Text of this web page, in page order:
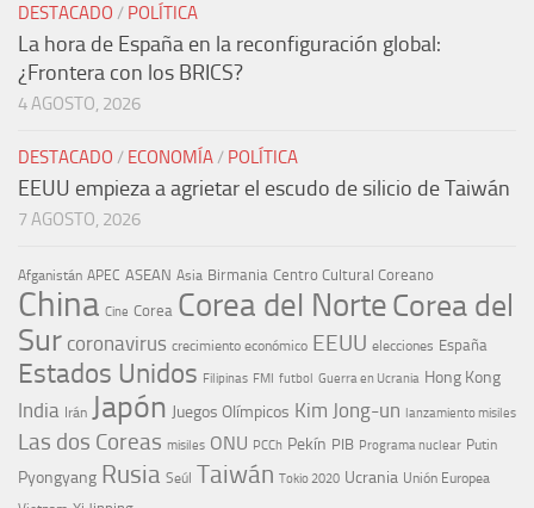
DESTACADO / POLÍTICA
La hora de España en la reconfiguración global:
¿Frontera con los BRICS?
4 AGOSTO, 2026
DESTACADO / ECONOMÍA/ POLÍTICA
EEUU empieza a agrietar el escudo de silicio de Taiwán
7 AGOSTO, 2026
Afganistán APEC ASEAN Asia Birmania Centro Cultural Coreano
China Cine Corea Corea del NorteCorea del
Sur coronavirus crecimiento económico EEUU elecciones España
Estados Unidos Filipinas FMI futbol Guerra en Ucrania Hong Kong
India Irán Japón Juegos Olímpicos Kim Jong-un lanzamiento misiles
Las dos Coreas misiles ONU PCCh Pekín PIB Programa nuclear Putin
Pyongyang Rusia Seúl Taiwán Tokio 2020 Ucrania Unión Europea